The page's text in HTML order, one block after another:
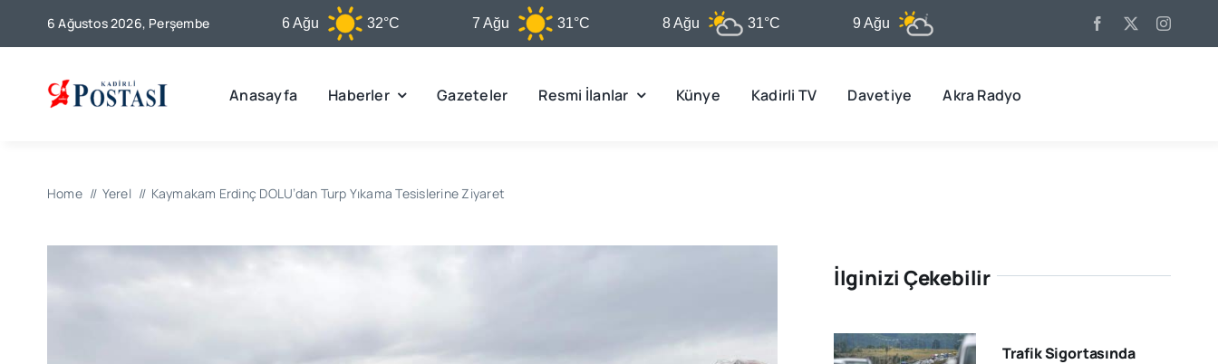
6 Ağustos 2026, Perşembe
Kadirli 6 Ağu 32°C 7 Ağu 31°C 8 Ağu 31°C 9 Ağu 31°C 31°C
Anasayfa Haberler Gazeteler Resmi İlanlar Künye Kadirli TV Davetiye Akra Radyo
Home Yerel Kaymakam Erdinç DOLU’dan Turp Yıkama Tesislerine Ziyaret
İlginizi Çekebilir
Trafik Sigortasında